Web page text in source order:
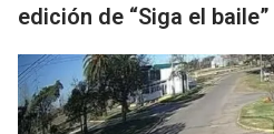
edición de “Siga el baile”